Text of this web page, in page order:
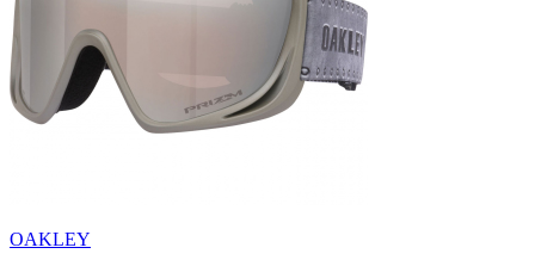
OAKLEY